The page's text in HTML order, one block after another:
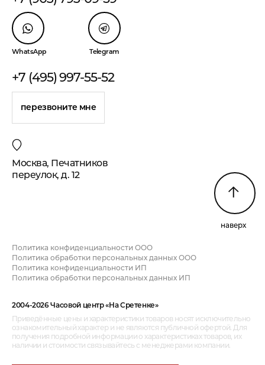
WhatsApp Telegram
+7 (495) 997-55-52
перезвоните мне
Москва, Печатников
переулок, д. 12
наверх
Политика конфиденциальности ООО
Политика обработки персональных данных ООО
Политика конфиденциальности ИП
Политика обработки персональных данных ИП
2004-2026 Часовой центр «На Сретенке»
Приведённые цены и характеристики товаров носят исключительно
ознакомительный характер и не являются публичной офертой. Для
получения подробной информации о характеристиках товаров, их
наличии и стоимости связывайтесь с менеджерами компании.